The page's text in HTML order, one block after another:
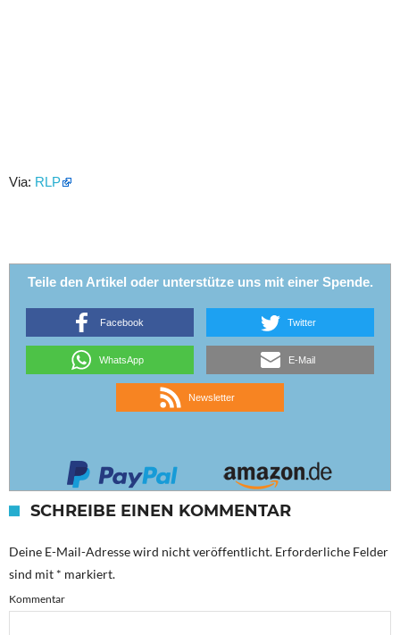
Via: RLP
Teile den Artikel oder unterstütze uns mit einer Spende.
Facebook Twitter
WhatsApp E-Mail
Newsletter
SCHREIBE EINEN KOMMENTAR
Deine E-Mail-Adresse wird nicht veröffentlicht. Erforderliche Felder
sind mit * markiert.
Kommentar